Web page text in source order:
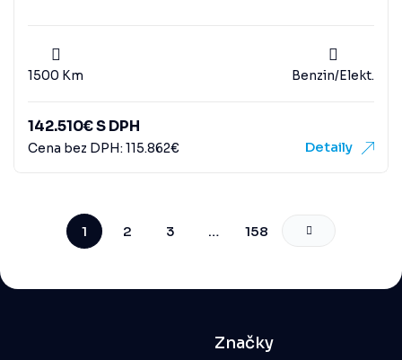
1500 Km Benzin/Elekt.
142.510€S DPH
Cena bez DPH: 115.862€ Detaily
1 2 3 … 158
Značky